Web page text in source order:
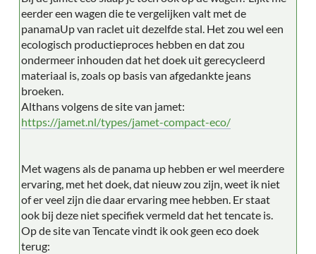
eerder een wagen die te vergelijken valt met de
panamaUp van raclet uit dezelfde stal. Het zou wel een
ecologisch productieproces hebben en dat zou
ondermeer inhouden dat het doek uit gerecycleerd
materiaal is, zoals op basis van afgedankte jeans
broeken.
Althans volgens de site van jamet:
https://jamet.nl/types/jamet-compact-eco/
Met wagens als de panama up hebben er wel meerdere
ervaring, met het doek, dat nieuw zou zijn, weet ik niet
of er veel zijn die daar ervaring mee hebben. Er staat
ook bij deze niet specifiek vermeld dat het tencate is.
Op de site van Tencate vindt ik ook geen eco doek
terug: